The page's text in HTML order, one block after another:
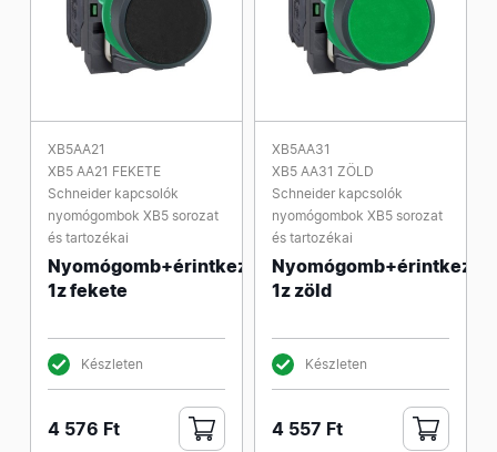
XB5AA21
XB5 AA21 FEKETE
Schneider kapcsolók
nyomógombok XB5 sorozat
és tartozékai
Nyomógomb+érintkező
1z fekete
Készleten
4 576 Ft
XB5AA31
XB5 AA31 ZÖLD
Schneider kapcsolók
nyomógombok XB5 sorozat
és tartozékai
Nyomógomb+érintkező
1z zöld
Készleten
4 557 Ft